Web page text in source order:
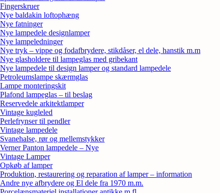
Fingerskruer
Nye baldakin loftophæng
Nye fatninger
Nye lampedele designlamper
Nye lampeledninger
Nye tryk – vippe og fodafbrydere, stikdåser, el dele, hanstik m.m
Nye glasholdere til lampeglas med gribekant
Nye lampedele til design lamper og standard lampedele
Petroleumslampe skærmglas
Lampe monteringskit
Plafond lampeglas – til beslag
Reservedele arkitektlamper
Vintage kugleled
Perlefrynser til pendler
Vintage lampedele
Svanehalse, rør og mellemstykker
Verner Panton lampedele – Nye
Vintage Lamper
Opkøb af lamper
Produktion, restaurering og reparation af lamper – information
Andre nye afbrydere og El dele fra 1970 m.m.